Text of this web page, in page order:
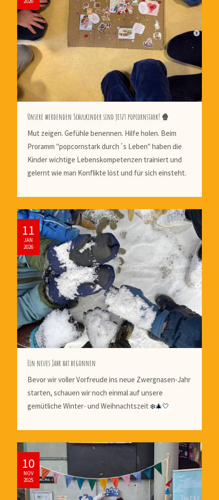
Unsere werdenden Schulkinder sind jetzt popcornstark! 🍿
Mut zeigen. Gefühle benennen. Hilfe holen. Beim
Proramm "popcornstark durch´s Leben" haben die
Kinder wichtige Lebenskompetenzen trainiert und
gelernt wie man Konflikte löst und für sich einsteht.
11
JAN
2026
Ein neues Jahr hat begonnen
Bevor wir voller Vorfreude ins neue Zwergnasen-Jahr
starten, schauen wir noch einmal auf unsere
gemütliche Winter- und Weihnachtszeit ❄️🎄🤍
10
NOV
2025